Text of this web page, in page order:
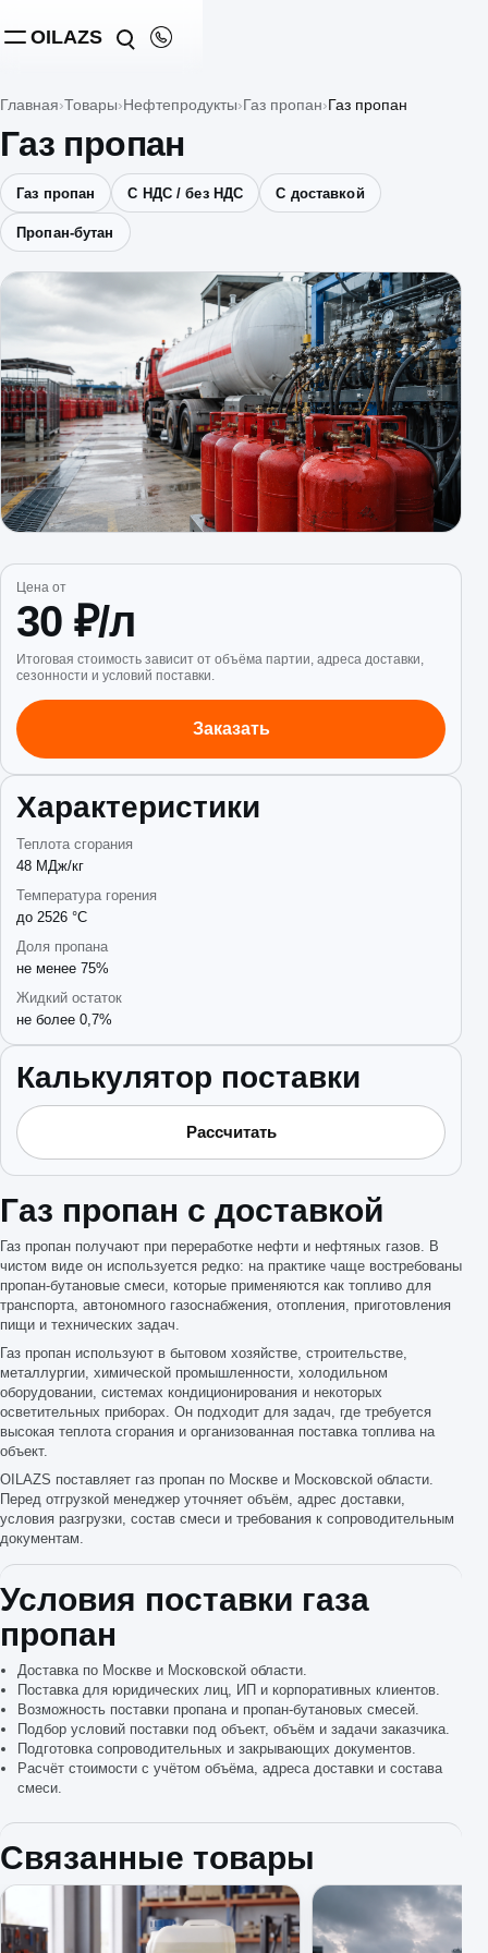
OILAZS
Главная Товары Нефтепродукты Газ пропан Газ пропан
Газ пропан
Газ пропан С НДС / без НДС С доставкой
Пропан-бутан
Цена от
30 ₽/л
Итоговая стоимость зависит от объёма партии, адреса доставки,
сезонности и условий поставки.
Заказать
Характеристики
Теплота сгорания
48 МДж/кг
Температура горения
до 2526 °C
Доля пропана
не менее 75%
Жидкий остаток
не более 0,7%
Калькулятор поставки
Рассчитать
Газ пропан с доставкой
Газ пропан получают при переработке нефти и нефтяных газов. В
чистом виде он используется редко: на практике чаще востребованы
пропан-бутановые смеси, которые применяются как топливо для
транспорта, автономного газоснабжения, отопления, приготовления
пищи и технических задач.
Газ пропан используют в бытовом хозяйстве, строительстве,
металлургии, химической промышленности, холодильном
оборудовании, системах кондиционирования и некоторых
осветительных приборах. Он подходит для задач, где требуется
высокая теплота сгорания и организованная поставка топлива на
объект.
OILAZS поставляет газ пропан по Москве и Московской области.
Перед отгрузкой менеджер уточняет объём, адрес доставки,
условия разгрузки, состав смеси и требования к сопроводительным
документам.
Условия поставки газа
пропан
Доставка по Москве и Московской области.
Поставка для юридических лиц, ИП и корпоративных клиентов.
Возможность поставки пропана и пропан-бутановых смесей.
Подбор условий поставки под объект, объём и задачи заказчика.
Подготовка сопроводительных и закрывающих документов.
Расчёт стоимости с учётом объёма, адреса доставки и состава
смеси.
Связанные товары